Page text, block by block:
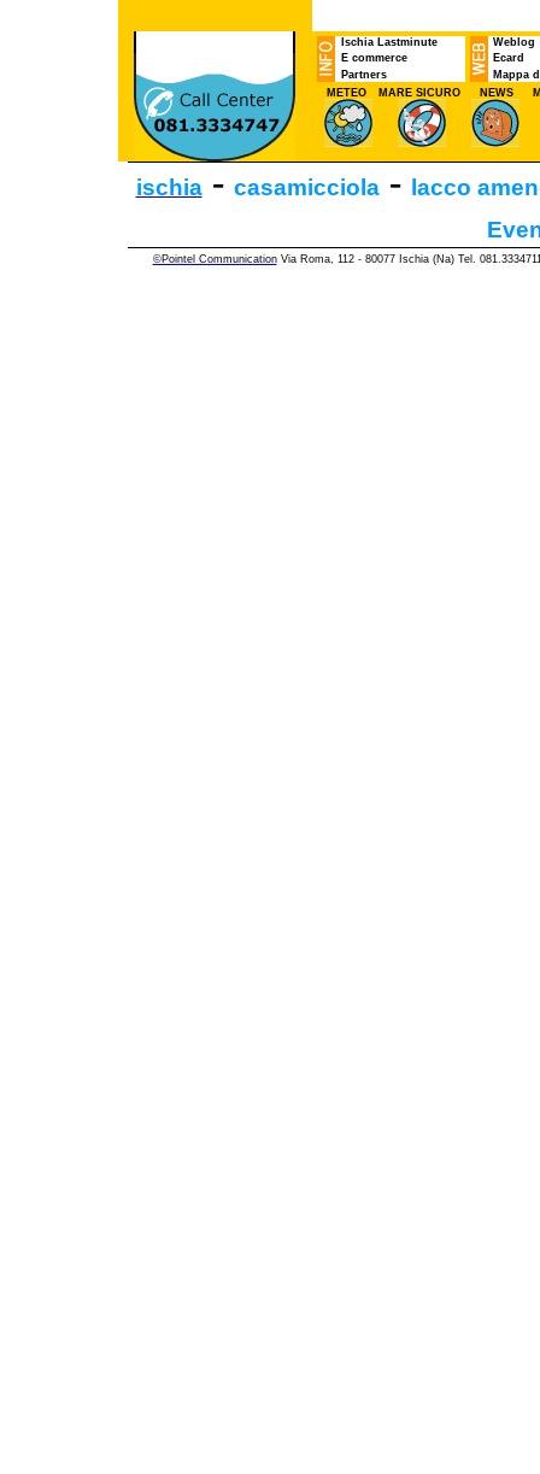
Ischia Lastminute
E commerce
Partners
Weblog
Ecard
Mappa
METEO
MARE SICURO NEWS
ischia- casamicciola-
lacco
©Pointel CommunicationVia Roma, 112 - 80077 Ischia (Na) Tel.